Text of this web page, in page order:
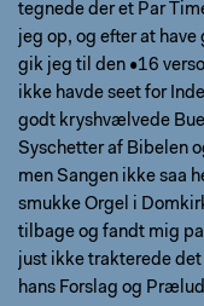
tegnede der et Par
jeg op, og efter at
gik jeg til den •16
ikke havde seet for
godt kryshvælvede
Syschetter af Bibelen
men Sangen ikke saa
smukke Orgel i
tilbage og fandt mig
just ikke trakterede
hans Forslag og